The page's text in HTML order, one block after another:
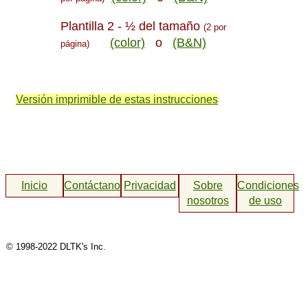
Plantilla 2 - ½ del tamaño (2 por
página)
(color) o (B&N)
Versión imprimible de estas instrucciones
Inicio ContáctanosPrivacidad
Sobre
nosotros
Condiciones
de uso
© 1998-2022 DLTK's Inc.